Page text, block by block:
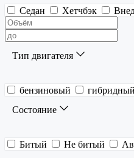
Седан Хетчбэк
Тип двигателя
бензиновый гибридный
Состояние
Битый Не битый